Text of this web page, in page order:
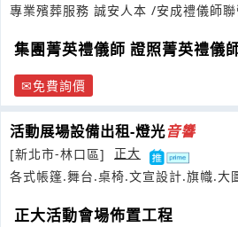
集團菁英禮儀師 證照菁英禮儀
免費詢價
活動展場設備出租-燈光音響
[新北市-林口區]
正大
各式帳篷.舞台.桌椅.文宣設計.旗幟.大
正大活動會場佈置工程